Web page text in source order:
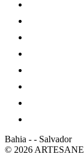
Bahia - - Salvador
© 2026 ARTESANE